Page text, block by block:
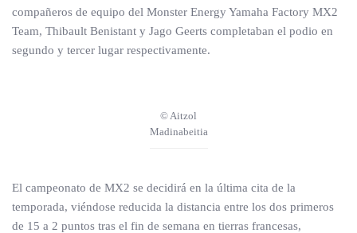
compañeros de equipo del Monster Energy Yamaha Factory MX2
Team, Thibault Benistant y Jago Geerts completaban el podio en
segundo y tercer lugar respectivamente.
© Aitzol
Madinabeitia
El campeonato de MX2 se decidirá en la última cita de la
temporada, viéndose reducida la distancia entre los dos primeros
de 15 a 2 puntos tras el fin de semana en tierras francesas,